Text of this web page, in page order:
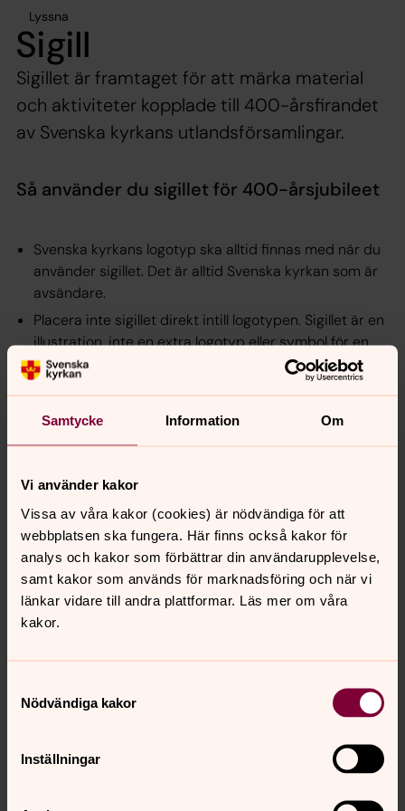
Samtycke Information Om
Vi använder kakor
Vissa av våra kakor (cookies) är nödvändiga för att
webbplatsen ska fungera. Här finns också kakor för
analys och kakor som förbättrar din användarupplevelse,
samt kakor som används för marknadsföring och när vi
länkar vidare till andra plattformar. Läs mer om våra
kakor.
Nödvändiga kakor
Inställningar
Lyssna
Sigill
Sigillet är framtaget för att märka material
och aktiviteter kopplade till 400-årsfirandet
av Svenska kyrkans utlandsförsamlingar.
Så använder du sigillet för 400-årsjubileet
Svenska kyrkans logotyp ska alltid finnas med när du
använder sigillet. Det är alltid Svenska kyrkan som är
avsändare.
Placera inte sigillet direkt intill logotypen. Sigillet är en
illustration, inte en extra logotyp eller symbol för en
samarbetspartner.
Använd sigillet som en grafisk markering för jubileet –
till exempel i en hörna, på en bild eller som
dekorelement i materialet.
frånIkon/fotoweb. Om du inte har tillgång till bildarkivet,
kontakta kommunikationsansvarig i din
församling/pastorat/stift.
Tveka inte att höra av dig om du har frågor kring
användningen tillgudrun.hakansson@svenskakyrkan.se
innehåll?
Dela